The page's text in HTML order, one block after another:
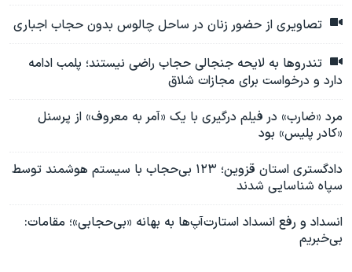
تصاویری از حضور زنان در ساحل چالوس بدون حجاب اجباری
تندروها به لایحه جنجالی حجاب راضی نیستند؛ پلمب ادامه
دارد و درخواست برای مجازات شلاق
مرد «ضارب» در فیلم درگیری با یک «آمر به معروف» از پرسنل
«کادر پلیس» بود
دادگستری استان قزوین؛ ۱۲۳ بی‌حجاب با سیستم هوشمند توسط
سپاه شناسایی شدند
انسداد و رفع انسداد استارت‌آپ‌ها به بهانه «بی‌حجابی»؛ مقامات:
بی‌خبریم